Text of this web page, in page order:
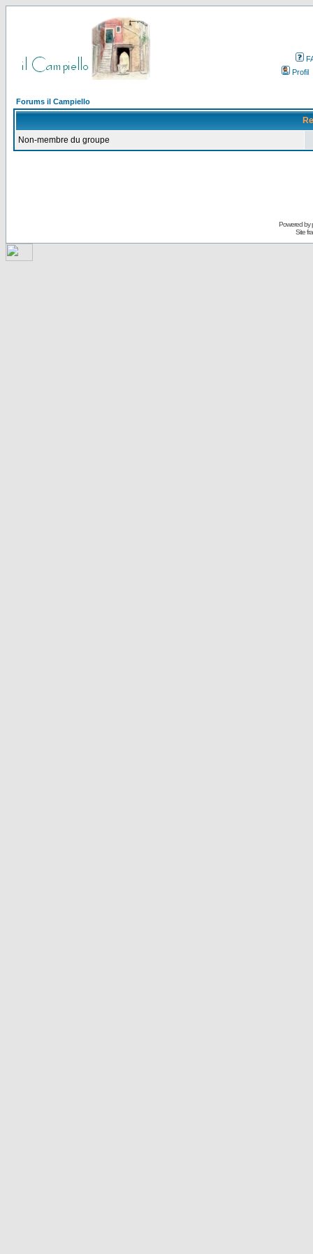
Profil
Forums il Campiello
Non-membre du groupe
Powered by
Site